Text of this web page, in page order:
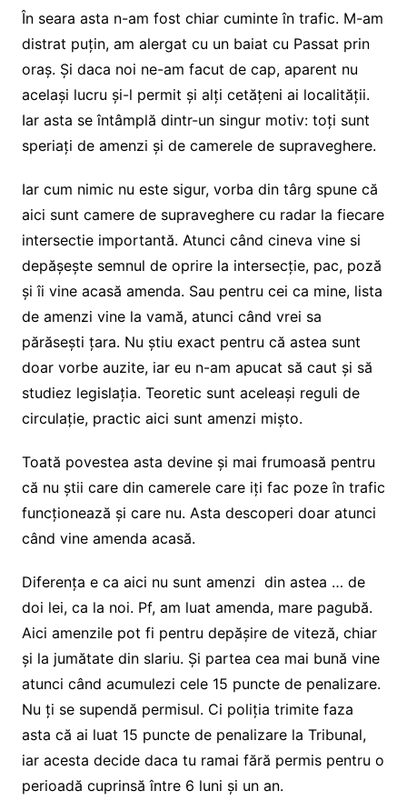
În seara asta n-am fost chiar cuminte în trafic. M-am
distrat puțin, am alergat cu un baiat cu Passat prin
oraș. Și daca noi ne-am facut de cap, aparent nu
același lucru și-l permit și alți cetățeni ai localității.
Iar asta se întâmplă dintr-un singur motiv: toți sunt
speriați de amenzi și de camerele de supraveghere.
Iar cum nimic nu este sigur, vorba din târg spune că
aici sunt camere de supraveghere cu radar la fiecare
intersectie importantă. Atunci când cineva vine si
depășește semnul de oprire la intersecție, pac, poză
și îi vine acasă amenda. Sau pentru cei ca mine, lista
de amenzi vine la vamă, atunci când vrei sa
părăsești țara. Nu știu exact pentru că astea sunt
doar vorbe auzite, iar eu n-am apucat să caut și să
studiez legislația. Teoretic sunt aceleași reguli de
circulație, practic aici sunt amenzi mișto.
Toată povestea asta devine și mai frumoasă pentru
că nu știi care din camerele care iți fac poze în trafic
funcționează și care nu. Asta descoperi doar atunci
când vine amenda acasă.
Diferența e ca aici nu sunt amenzi din astea … de
doi lei, ca la noi. Pf, am luat amenda, mare pagubă.
Aici amenzile pot fi pentru depășire de viteză, chiar
și la jumătate din slariu. Și partea cea mai bună vine
atunci când acumulezi cele 15 puncte de penalizare.
Nu ți se supendă permisul. Ci poliția trimite faza
asta că ai luat 15 puncte de penalizare la Tribunal,
iar acesta decide daca tu ramai fără permis pentru o
perioadă cuprinsă între 6 luni și un an.